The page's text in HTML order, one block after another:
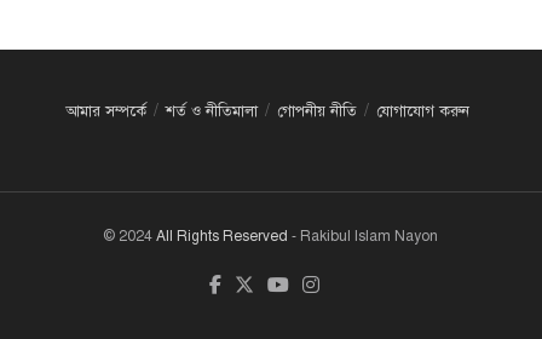
আমার সম্পর্কে শর্ত ও নীতিমালা গোপনীয় নীতি যোগাযোগ করুন
© 2024 All Rights Reserved - Rakibul Islam Nayon